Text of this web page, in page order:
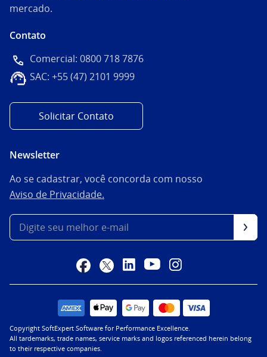
mercado.
Contato
Comercial: 0800 718 7876
SAC: +55 (47) 2101 9999
Solicitar Contato
Newsletter
Ao se cadastrar, você concorda com nosso
Aviso de Privacidade.
Copyright SoftExpert Software for Performance Excellence.
All tardemarks, trade names, service marks and logos referenced herein belong
to their respective companies.